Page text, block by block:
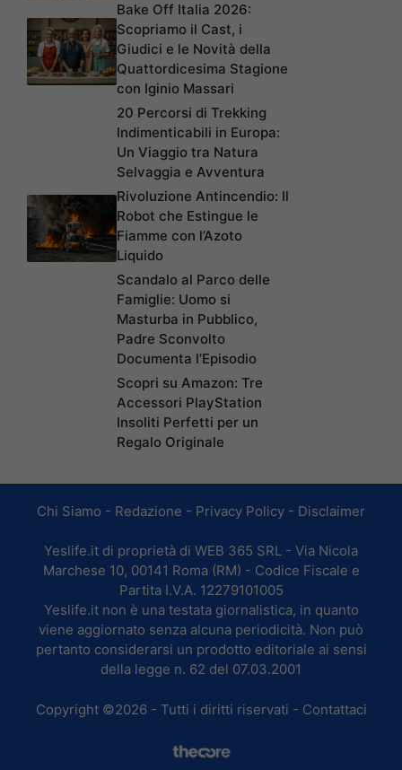
Bake Off Italia 2026:
Scopriamo il Cast, i
Giudici e le Novità della
Quattordicesima Stagione
con Iginio Massari
20 Percorsi di Trekking
Indimenticabili in Europa:
Un Viaggio tra Natura
Selvaggia e Avventura
Rivoluzione Antincendio: Il
Robot che Estingue le
Fiamme con l’Azoto
Liquido
Scandalo al Parco delle
Famiglie: Uomo si
Masturba in Pubblico,
Padre Sconvolto
Documenta l’Episodio
Scopri su Amazon: Tre
Accessori PlayStation
Insoliti Perfetti per un
Regalo Originale
Chi Siamo - Redazione - Privacy Policy - Disclaimer
Yeslife.it di proprietà di WEB 365 SRL - Via Nicola
Marchese 10, 00141 Roma (RM) - Codice Fiscale e
Partita I.V.A. 12279101005
Yeslife.it non è una testata giornalistica, in quanto
viene aggiornato senza alcuna periodicità. Non può
pertanto considerarsi un prodotto editoriale ai sensi
della legge n. 62 del 07.03.2001
Copyright ©2026 - Tutti i diritti riservati - Contattaci